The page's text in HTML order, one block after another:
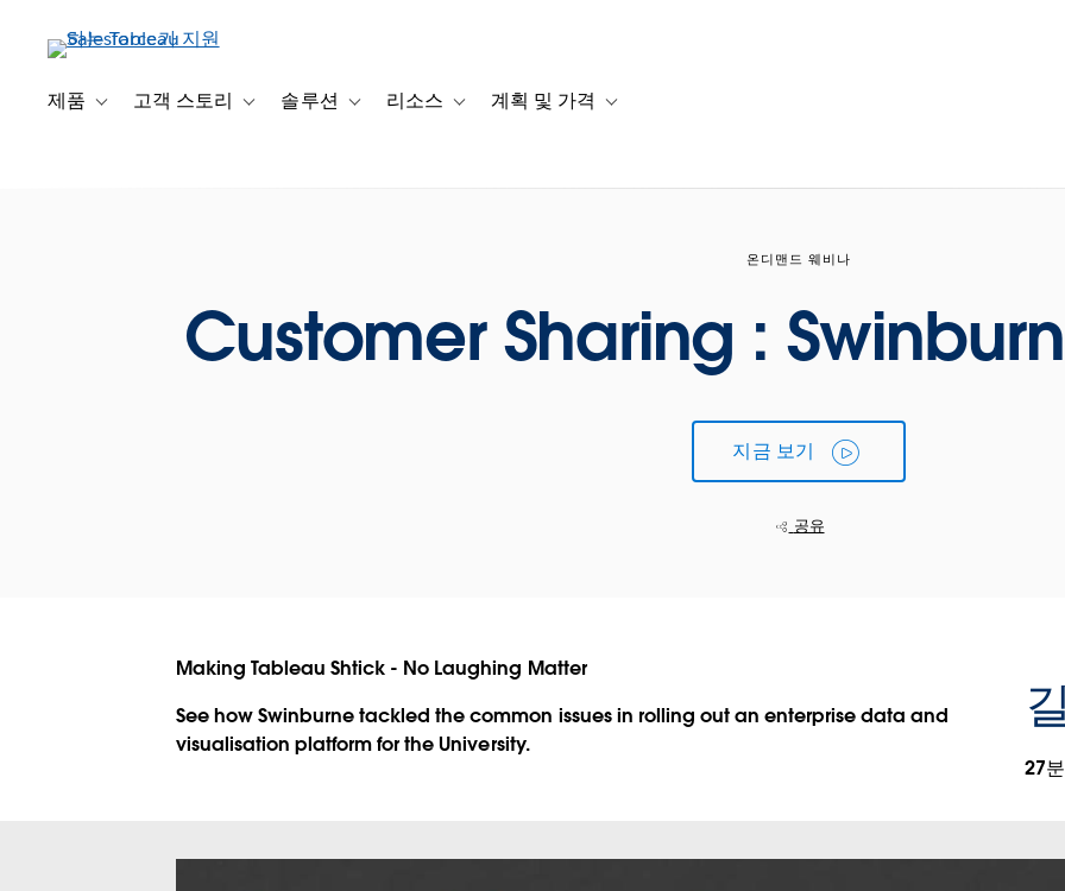
제품 Toggle sub-navigation for 제품
고객 스토리 Toggle sub-navigation for 고객 스토리
솔루션 Toggle sub-navigation for 솔루션
리소스 Toggle sub-navigation for 리소스
계획 및 가격 Toggle sub-navigation for 계획 및 가격
온디맨드 웨비나
Customer Sharing :
지금 보기
공유
Making Tableau Shtick - No Laughing Matter
See how Swinburne tackled the common issues in rolling out an enterprise data and
visualisation platform for the University.
27분